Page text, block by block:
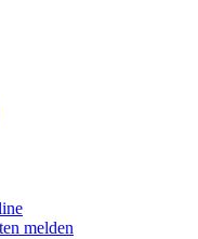
melden